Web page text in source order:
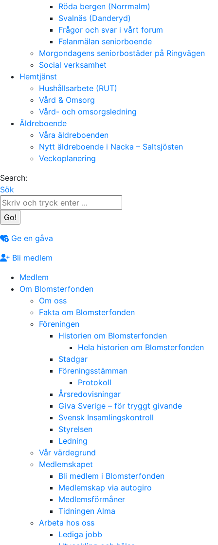
Röda bergen (Norrmalm)
Svalnäs (Danderyd)
Frågor och svar i vårt forum
Felanmälan seniorboende
Morgondagens seniorbostäder på Ringvägen
Social verksamhet
Hemtjänst
Hushållsarbete (RUT)
Vård & Omsorg
Vård- och omsorgsledning
Äldreboende
Våra äldreboenden
Nytt äldreboende i Nacka – Saltsjösten
Veckoplanering
Search:
Sök
Ge en gåva
Bli medlem
Medlem
Om Blomsterfonden
Om oss
Fakta om Blomsterfonden
Föreningen
Historien om Blomsterfonden
Hela historien om Blomsterfonden
Stadgar
Föreningsstämman
Protokoll
Årsredovisningar
Giva Sverige – för tryggt givande
Svensk Insamlingskontroll
Styrelsen
Ledning
Vår värdegrund
Medlemskapet
Bli medlem i Blomsterfonden
Medlemskap via autogiro
Medlemsförmåner
Tidningen Alma
Arbeta hos oss
Lediga jobb